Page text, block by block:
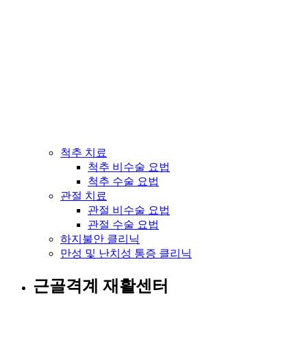
척추 치료
척추 비수술 요법
척추 수술 요법
관절 치료
관절 비수술 요법
관절 수술 요법
하지불안 클리닉
만성 및 난치성 통증 클리닉
근골격계 재활센터